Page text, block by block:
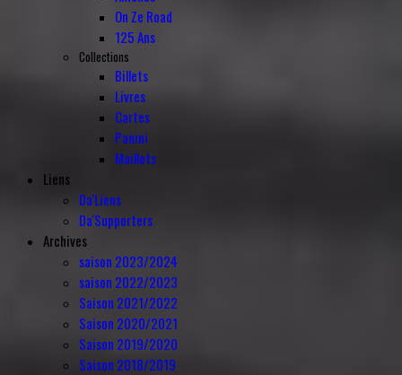
On Ze Road
125 Ans
Collections
Billets
Livres
Cartes
Panini
Maillots
Liens
Da'Liens
Da'Supporters
Archives
saison 2023/2024
saison 2022/2023
Saison 2021/2022
Saison 2020/2021
Saison 2019/2020
Saison 2018/2019